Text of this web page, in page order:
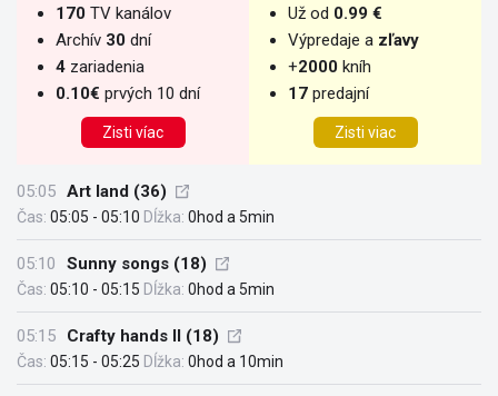
170 TV kanálov
Archív 30 dní
4 zariadenia
0.10€ prvých 10 dní
Zisti víac
Už od 0.99 €
Výpredaje a zľavy
+2000 kníh
17 predajní
Zisti viac
05:05 Art land (36)
Čas: 05:05 - 05:10 Dĺžka: 0hod a 5min
05:10 Sunny songs (18)
Čas: 05:10 - 05:15 Dĺžka: 0hod a 5min
05:15 Crafty hands II (18)
Čas: 05:15 - 05:25 Dĺžka: 0hod a 10min